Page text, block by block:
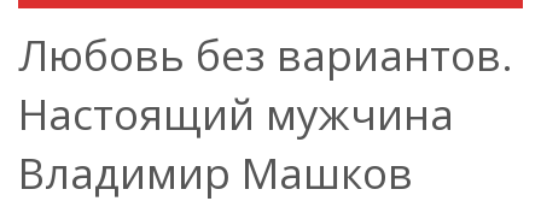
Любовь без вариантов.
Настоящий мужчина
Владимир Машков